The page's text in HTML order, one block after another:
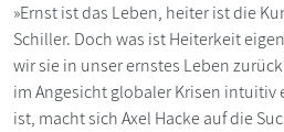
»Ernst ist das Leben, heiter ist die
Schiller. Doch was ist Heiterkeit
wir sie in unser ernstes Leben
im Angesicht globaler Krisen
ist, macht sich Axel Hacke auf die